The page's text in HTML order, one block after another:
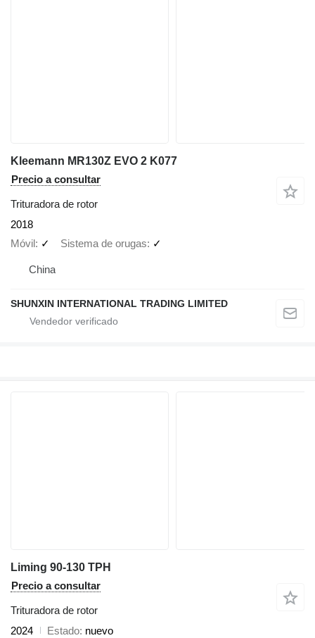
Kleemann MR130Z EVO 2 K077
Precio a consultar
Trituradora de rotor
2018
Móvil ✓ Sistema de orugas ✓
China
SHUNXIN INTERNATIONAL TRADING LIMITED
Liming 90-130 TPH
Precio a consultar
Trituradora de rotor
2024
Estado nuevo